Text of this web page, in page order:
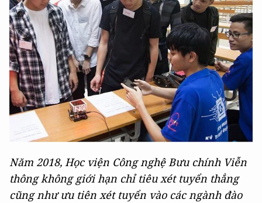
Năm 2018, Học viện Công nghệ Bưu chính Viễn
thông không giới hạn chỉ tiêu xét tuyển thẳng
cũng như ưu tiên xét tuyển vào các ngành đào